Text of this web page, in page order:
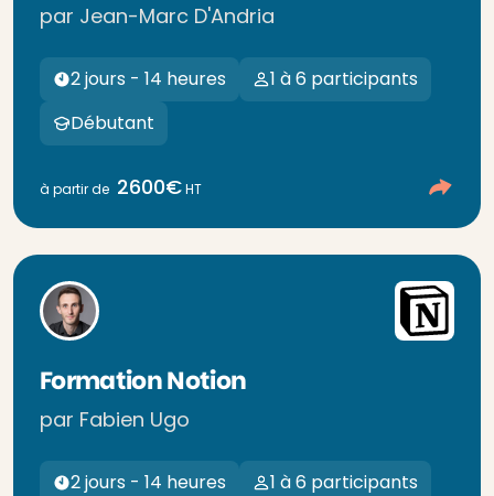
par Jean-Marc D'Andria
2 jours - 14 heures
1 à 6 participants
Débutant
à partir de 2600€HT
Formation Notion
par Fabien Ugo
2 jours - 14 heures
1 à 6 participants